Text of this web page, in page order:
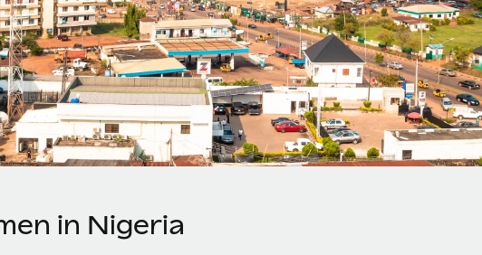
in Nigeria